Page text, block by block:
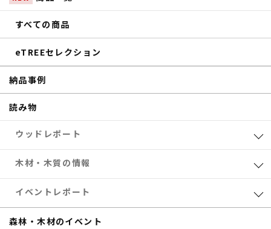
すべての商品
eTREEセレクション
納品事例
読み物
ウッドレポート
業界レポート
eTREEコラム
サステナブル
木材・木質の情報
森林・木材のお得情報
木材加工
イベントレポート
共催セミナー
森林・木材のイベント